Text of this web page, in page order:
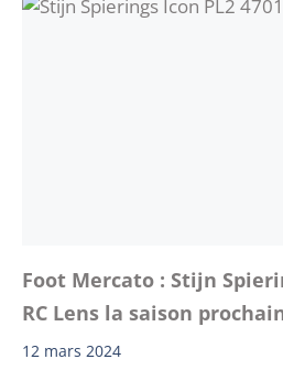
Foot Mercato : Stijn
RC Lens la saison
12 mars 2024